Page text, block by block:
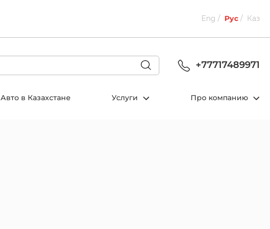
Eng Рус Каз
+77717489971
Авто в Казахстане Услуги Про компанию